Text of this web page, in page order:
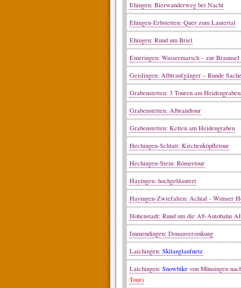
Ehingen: Bierwanderweg bei Nacht
Ehingen-Erbstetten: Quer zum Lautertal
Ehingen: Rund um Briel
Emeringen: Wassermarsch – zur Braunsel
Geislingen: Albtraufgänger – Runde Sache
Grabenstetten: 3 Touren am
Grabenstetten: Albrandtour
Grabenstetten: Kelten am Heidengraben
Hechingen-Schlatt: Kirchenköpfletour
Hechingen-Stein: Römertour
Hayingen: hochgehlautert
Hayingen-Zwiefalten: Achtal - Wimser
Hohenstadt: Rund um die A8-Autobahn
Immendingen: Donauversinkung
Laichingen: Skilanglaufnetz
Laichingen: Snowbike von Münsingen
Tour)